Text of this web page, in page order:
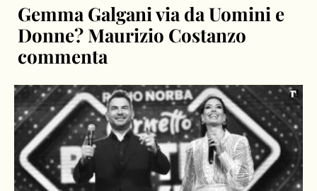
Gemma Galgani via da Uomini e
Donne? Maurizio Costanzo
commenta